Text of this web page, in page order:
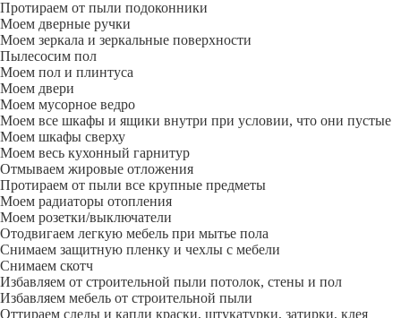
Протираем от пыли подоконники
Моем дверные ручки
Моем зеркала и зеркальные поверхности
Пылесосим пол
Моем пол и плинтуса
Моем двери
Моем мусорное ведро
Моем все шкафы и ящики внутри при условии, что они пустые
Моем шкафы сверху
Моем весь кухонный гарнитур
Отмываем жировые отложения
Протираем от пыли все крупные предметы
Моем радиаторы отопления
Моем розетки/выключатели
Отодвигаем легкую мебель при мытье пола
Снимаем защитную пленку и чехлы с мебели
Снимаем скотч
Избавляем от строительной пыли потолок, стены и пол
Избавляем мебель от строительной пыли
Оттираем следы и капли краски, штукатурки, затирки, клея